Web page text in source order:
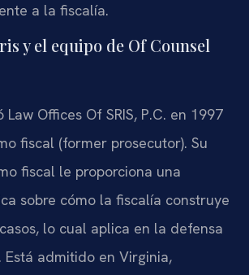
a la fiscalía.
y el equipo de Of Counsel
Law Offices Of SRIS, P.C. en 1997
fiscal (former prosecutor). Su
fiscal le proporciona una
sobre cómo la fiscalía construye
lo cual aplica en la defensa
Está admitido en Virginia,